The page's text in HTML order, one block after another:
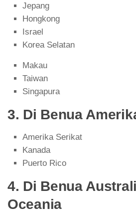
Jepang
Hongkong
Israel
Korea Selatan
Makau
Taiwan
Singapura
3. Di Benua
Amerika Serikat
Kanada
Puerto Rico
4. Di Benua
Oceania